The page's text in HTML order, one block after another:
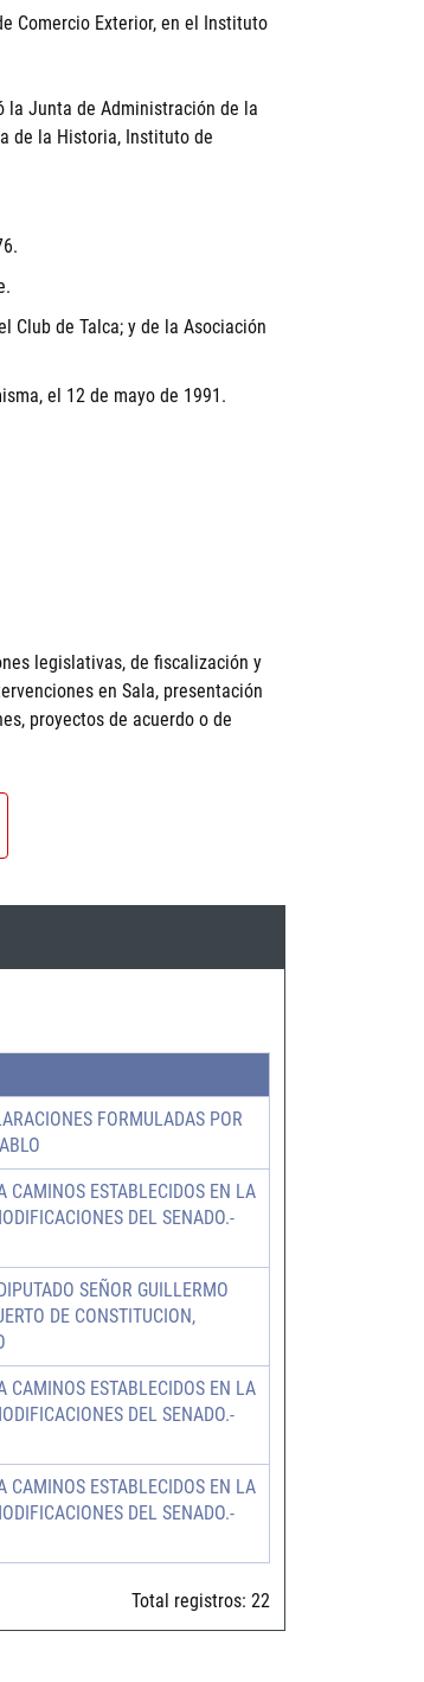
Comercio Exterior, en el Instituto
la Junta de Administración de la
de la Historia, Instituto de
Club de Talca; y de la Asociación
el 12 de mayo de 1991.
legislativas, de fiscalización y
en Sala, presentación
proyectos de acuerdo o de
FORMULADAS POR
CAMINOS ESTABLECIDOS EN LA
DEL SENADO.-
SEÑOR GUILLERMO
DE CONSTITUCION,
CAMINOS ESTABLECIDOS EN LA
DEL SENADO.-
CAMINOS ESTABLECIDOS EN LA
DEL SENADO.-
Total registros: 22